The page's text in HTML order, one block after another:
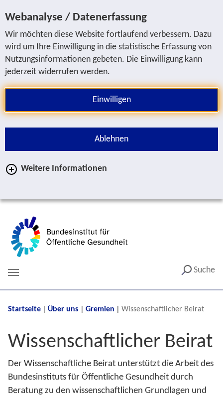
Webanalyse / Datenerfassung
Wir möchten diese Website fortlaufend verbessern. Dazu
wird um Ihre Einwilligung in die statistische Erfassung von
Nutzungsinformationen gebeten. Die Einwilligung kann
jederzeit widerrufen werden.
Einwilligen
Ablehnen
Weitere Informationen
Suche
You are here:
Startseite Über uns Gremien Wissenschaftlicher Beirat
Wissenschaftlicher Beirat
Der Wissenschaftliche Beirat unterstützt die Arbeit des
Bundesinstituts für Öffentliche Gesundheit durch
Beratung zu den wissenschaftlichen Grundlagen und